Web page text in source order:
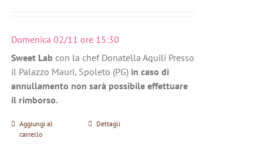
Domenica 02/11 ore 15:30
Sweet Lab con la chef Donatella Aquili Presso
il Palazzo Mauri, Spoleto (PG) in caso di
annullamento non sarà possibile effettuare
il rimborso.
Aggiungi al
carrello
Dettagli